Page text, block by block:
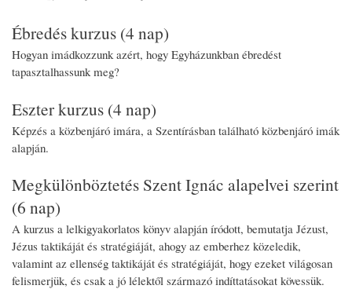
Ébredés kurzus (4 nap)
Hogyan imádkozzunk azért, hogy Egyházunkban ébredést
tapasztalhassunk meg?
Eszter kurzus (4 nap)
Képzés a közbenjáró imára, a Szentírásban található közbenjáró imák
alapján.
Megkülönböztetés Szent Ignác alapelvei szerint
(6 nap)
A kurzus a lelkigyakorlatos könyv alapján íródott, bemutatja Jézust,
Jézus taktikáját és stratégiáját, ahogy az emberhez közeledik,
valamint az ellenség taktikáját és stratégiáját, hogy ezeket világosan
felismerjük, és csak a jó lélektől származó indíttatásokat kövessük.